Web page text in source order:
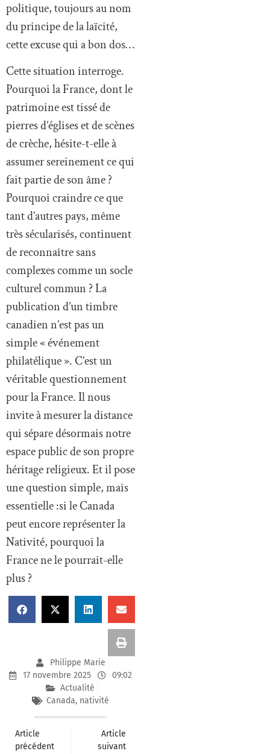
politique, toujours au nom
du principe de la laïcité,
cette excuse qui a bon dos…
Cette situation interroge.
Pourquoi la France, dont le
patrimoine est tissé de
pierres d’églises et de scènes
de crèche, hésite-t-elle à
assumer sereinement ce qui
fait partie de son âme ?
Pourquoi craindre ce que
tant d’autres pays, même
très sécularisés, continuent
de reconnaître sans
complexes comme un socle
culturel commun ? La
publication d’un timbre
canadien n’est pas un
simple « événement
philatélique ». C’est un
véritable questionnement
pour la France. Il nous
invite à mesurer la distance
qui sépare désormais notre
espace public de son propre
héritage religieux. Et il pose
une question simple, mais
essentielle :si le Canada
peut encore représenter la
Nativité, pourquoi la
France ne le pourrait-elle
plus ?
Philippe Marie
17 novembre 2025
09:02
Actualité
Canada, nativité
Article
précédent
Article
suivant